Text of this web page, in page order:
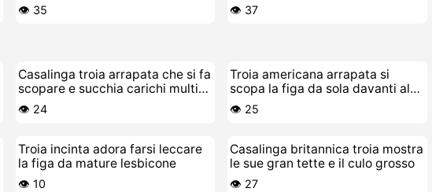
corsi di figa
👁️ 35
cazzi di gomma
👁️ 37
Casalinga troia arrapata che si fa
scopare e succhia carichi multipli
di sborra
👁️ 24
Troia americana arrapata si
scopa la figa da sola davanti al
laptop
👁️ 25
Troia incinta adora farsi leccare
la figa da mature lesbicone
👁️ 10
Casalinga britannica troia mostra
le sue gran tette e il culo grosso
👁️ 27